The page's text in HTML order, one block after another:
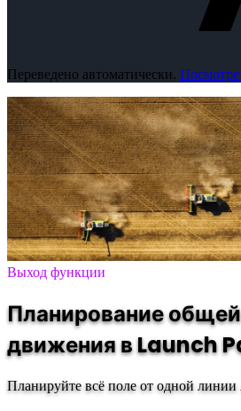
Переведено автоматически.
Выход функции
Планирование
движения в Launch
Планируйте всё поле от одной линии